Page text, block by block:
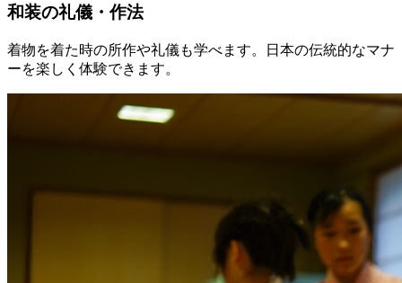
和装の礼儀・作法
着物を着た時の所作や礼儀も学べます。日本の伝統的なマナ
ーを楽しく体験できます。